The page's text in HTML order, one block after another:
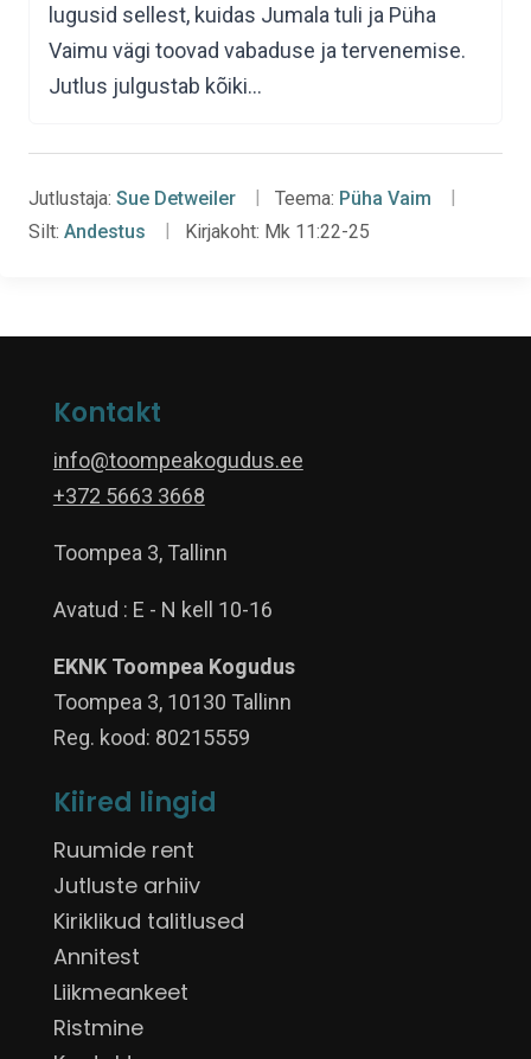
lugusid sellest, kuidas Jumala tuli ja Püha
Vaimu vägi toovad vabaduse ja tervenemise.
Jutlus julgustab kõiki…
Jutlustaja: Sue Detweiler Teema: Püha Vaim
Silt: Andestus Kirjakoht: Mk 11:22-25
Kontakt
info@toompeakogudus.ee
+372 5663 3668
Toompea 3, Tallinn
Avatud : E - N kell 10-16
EKNK Toompea Kogudus
Toompea 3, 10130 Tallinn
Reg. kood: 80215559
Kiired lingid
Ruumide rent
Jutluste arhiiv
Kiriklikud talitlused
Annitest
Liikmeankeet
Ristmine